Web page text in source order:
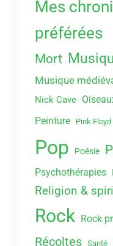
Mes
préférées
Mort
Musique
Nick Cave
Peinture Pink Floyd
Pop Poésie
Psychothérapies
Religion &
Rock Rock
Récoltes Santé